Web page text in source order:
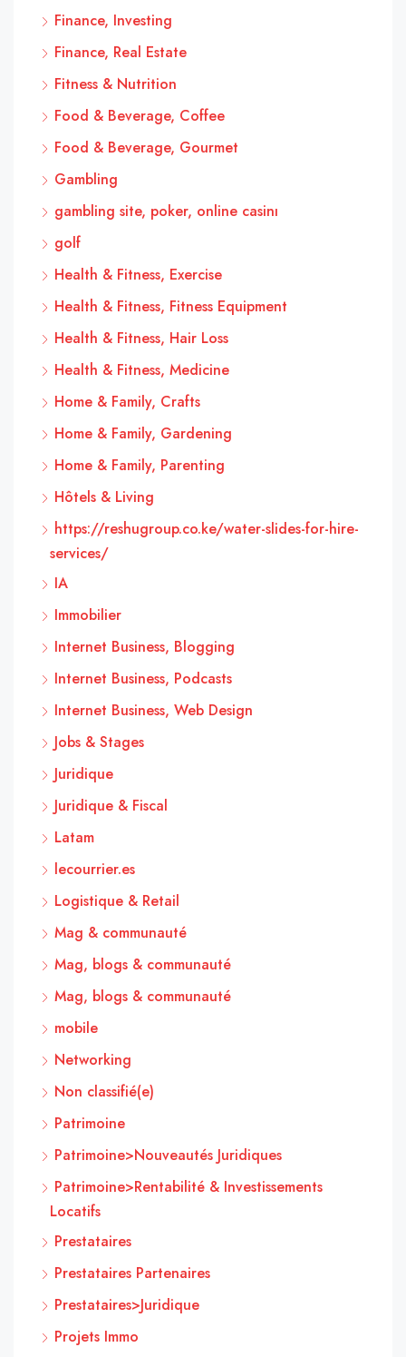
Finance, Investing
Finance, Real Estate
Fitness & Nutrition
Food & Beverage, Coffee
Food & Beverage, Gourmet
Gambling
gambling site, poker, online casinı
golf
Health & Fitness, Exercise
Health & Fitness, Fitness Equipment
Health & Fitness, Hair Loss
Health & Fitness, Medicine
Home & Family, Crafts
Home & Family, Gardening
Home & Family, Parenting
Hôtels & Living
https://reshugroup.co.ke/water-slides-for-hire-
services/
IA
Immobilier
Internet Business, Blogging
Internet Business, Podcasts
Internet Business, Web Design
Jobs & Stages
Juridique
Juridique & Fiscal
Latam
lecourrier.es
Logistique & Retail
Mag & communauté
Mag, blogs & communauté
Mag, blogs & communauté
mobile
Networking
Non classifié(e)
Patrimoine
Patrimoine>Nouveautés Juridiques
Patrimoine>Rentabilité & Investissements
Locatifs
Prestataires
Prestataires Partenaires
Prestataires>Juridique
Projets Immo